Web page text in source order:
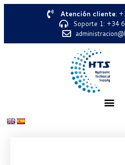
Atención cliente:
Soporte 1: +34